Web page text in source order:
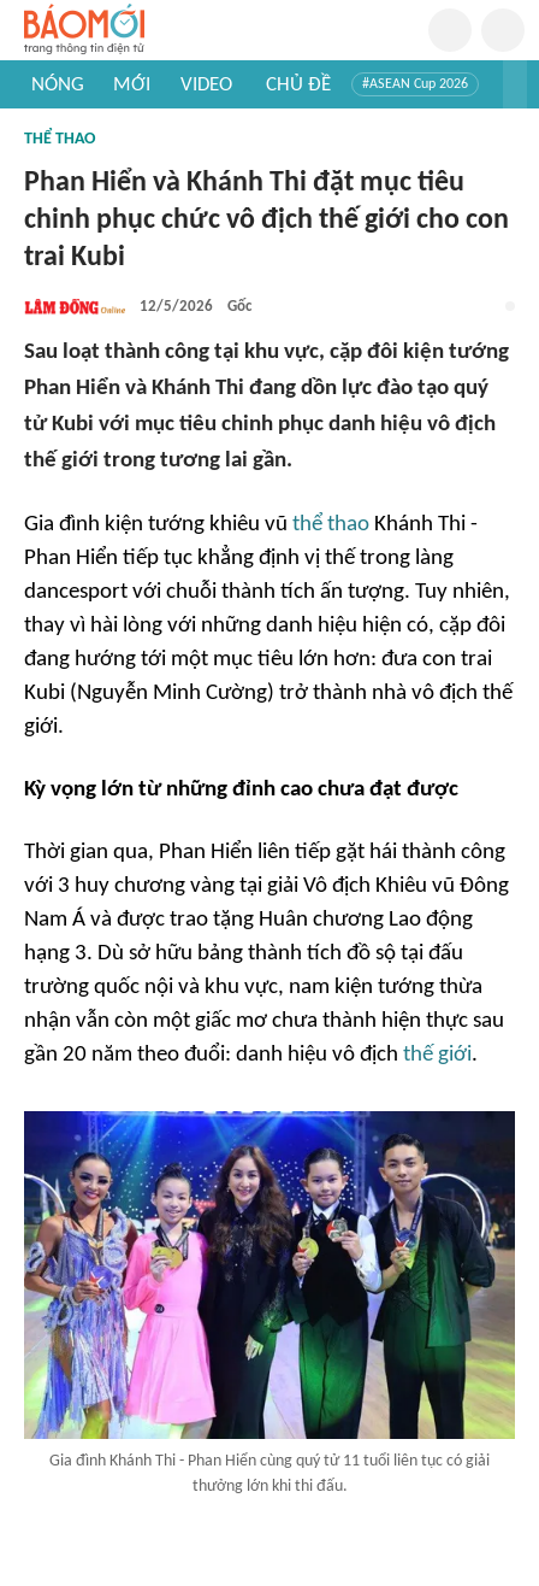
NÓNG MỚI VIDEO CHỦ ĐỀ #ASEAN Cup 2026
#Khám phá thế giới
THỂ THAO
Phan Hiển và Khánh Thi đặt mục tiêu
chinh phục chức vô địch thế giới cho con
trai Kubi
12/5/2026 Gốc
Sau loạt thành công tại khu vực, cặp đôi kiện tướng
Phan Hiển và Khánh Thi đang dồn lực đào tạo quý
tử Kubi với mục tiêu chinh phục danh hiệu vô địch
thế giới trong tương lai gần.
Gia đình kiện tướng khiêu vũ thể thao Khánh Thi -
Phan Hiển tiếp tục khẳng định vị thế trong làng
dancesport với chuỗi thành tích ấn tượng. Tuy nhiên,
thay vì hài lòng với những danh hiệu hiện có, cặp đôi
đang hướng tới một mục tiêu lớn hơn: đưa con trai
Kubi (Nguyễn Minh Cường) trở thành nhà vô địch thế
giới.
Kỳ vọng lớn từ những đỉnh cao chưa đạt được
Thời gian qua, Phan Hiển liên tiếp gặt hái thành công
với 3 huy chương vàng tại giải Vô địch Khiêu vũ Đông
Nam Á và được trao tặng Huân chương Lao động
hạng 3. Dù sở hữu bảng thành tích đồ sộ tại đấu
trường quốc nội và khu vực, nam kiện tướng thừa
nhận vẫn còn một giấc mơ chưa thành hiện thực sau
gần 20 năm theo đuổi: danh hiệu vô địch thế giới.
Gia đình Khánh Thi - Phan Hiển cùng quý tử 11 tuổi liên tục có giải
thưởng lớn khi thi đấu.